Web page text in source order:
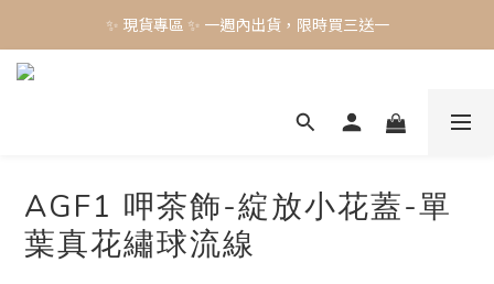
✨ 現貨專區 ✨ 一週內出貨，限時買三送一
✨ 現貨專區 ✨ 一週內出貨，限時買三送一
✨ 現貨專區 ✨ 一週內出貨，限時買三送一
AGF1 呷茶飾-綻放小花蓋-單
葉真花繡球流線